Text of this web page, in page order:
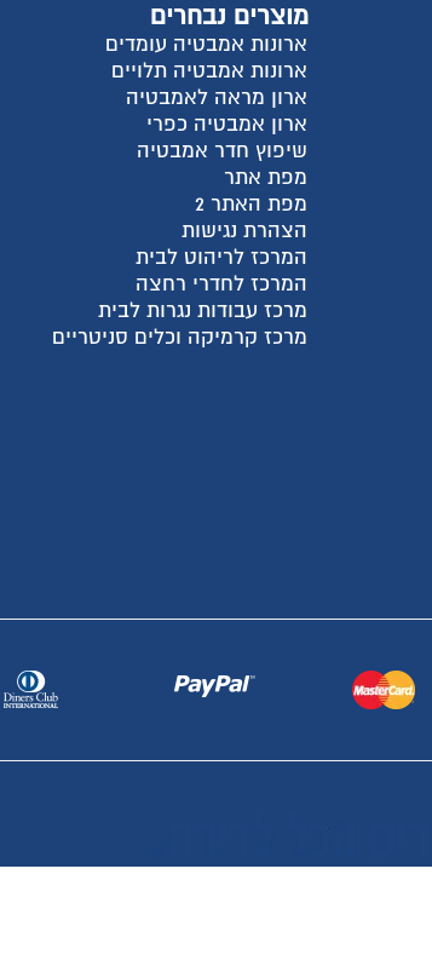
מוצרים נבחרים
ארונות אמבטיה עומדים
ארונות אמבטיה תלויים
ארון מראה לאמבטיה
ארון אמבטיה כפרי
שיפוץ חדר אמבטיה
מפת אתר
מפת האתר 2
הצהרת נגישות
המרכז לריהוט לבית
המרכז לחדרי רחצה
מרכז עבודות נגרות לבית
מרכז קרמיקה וכלים סניטריים